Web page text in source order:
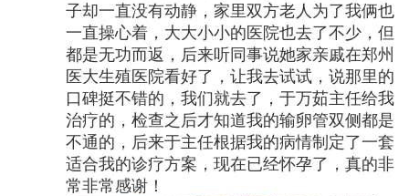
子却一直没有动静，家里双方老人为了我俩也
一直操心着，大大小小的医院也去了不少，但
都是无功而返，后来听同事说她家亲戚在郑州
医大生殖医院看好了，让我去试试，说那里的
口碑挺不错的，我们就去了，于万茹主任给我
治疗的，检查之后才知道我的输卵管双侧都是
不通的，后来于主任根据我的病情制定了一套
适合我的诊疗方案，现在已经怀孕了，真的非
常非常感谢！